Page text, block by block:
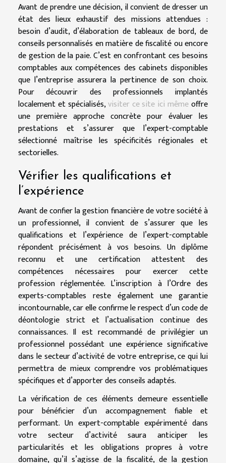
Avant de prendre une décision, il convient de dresser un
état des lieux exhaustif des missions attendues :
besoin d’audit, d’élaboration de tableaux de bord, de
conseils personnalisés en matière de fiscalité ou encore
de gestion de la paie. C’est en confrontant ces besoins
comptables aux compétences des cabinets disponibles
que l’entreprise assurera la pertinence de son choix.
Pour découvrir des professionnels implantés
localement et spécialisés,visiter ce site ici mêmeoffre
une première approche concrète pour évaluer les
prestations et s’assurer que l’expert-comptable
sélectionné maîtrise les spécificités régionales et
sectorielles.
Vérifier les qualifications et
l’expérience
Avant de confier la gestion financière de votre société à
un professionnel, il convient de s’assurer que les
qualifications et l’expérience de l’expert-comptable
répondent précisément à vos besoins. Un diplôme
reconnu et une certification attestent des
compétences nécessaires pour exercer cette
profession réglementée. L’inscription à l’Ordre des
experts-comptables reste également une garantie
incontournable, car elle confirme le respect d’un code de
déontologie strict et l’actualisation continue des
connaissances. Il est recommandé de privilégier un
professionnel possédant une expérience significative
dans le secteur d’activité de votre entreprise, ce qui lui
permettra de mieux comprendre vos problématiques
spécifiques et d’apporter des conseils adaptés.
La vérification de ces éléments demeure essentielle
pour bénéficier d’un accompagnement fiable et
performant. Un expert-comptable expérimenté dans
votre secteur d’activité saura anticiper les
particularités et les obligations propres à votre
domaine, qu’il s’agisse de la fiscalité, de la gestion